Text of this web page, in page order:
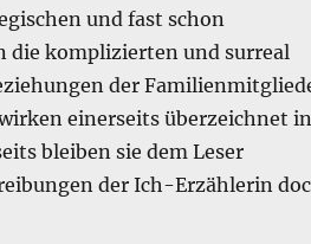
und fast schon
die komplizierten und surreal
der
einerseits überzeichnet in
bleiben sie dem Leser
der Ich-Erzählerin